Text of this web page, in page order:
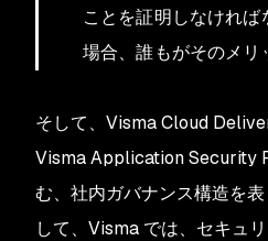
ことを証明しなけれ
場合、誰もがそのメリ
そして、Visma Cloud
Visma Application Security
む、社内ガバナンス構造を
して、Visma では、セキュ